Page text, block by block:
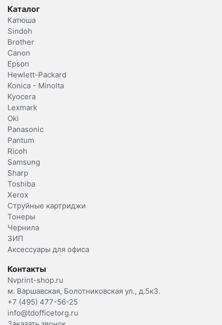
Каталог
Катюша
Sindoh
Brother
Canon
Epson
Hewlett-Packard
Konica - Minolta
Kyocera
Lexmark
Oki
Panasonic
Pantum
Ricoh
Samsung
Sharp
Toshiba
Xerox
Струйные картриджи
Тонеры
Чернила
ЗИП
Аксессуары для офиса
Контакты
Nvprint-shop.ru
м. Варшавская, Болотниковская ул., д.5к3.
+7 (495) 477-56-25
info@tdofficetorg.ru